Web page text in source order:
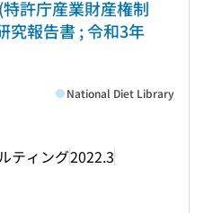
許庁産業財産権制
究報告書 ; 令和3年
ティング2022.3
National Diet Library